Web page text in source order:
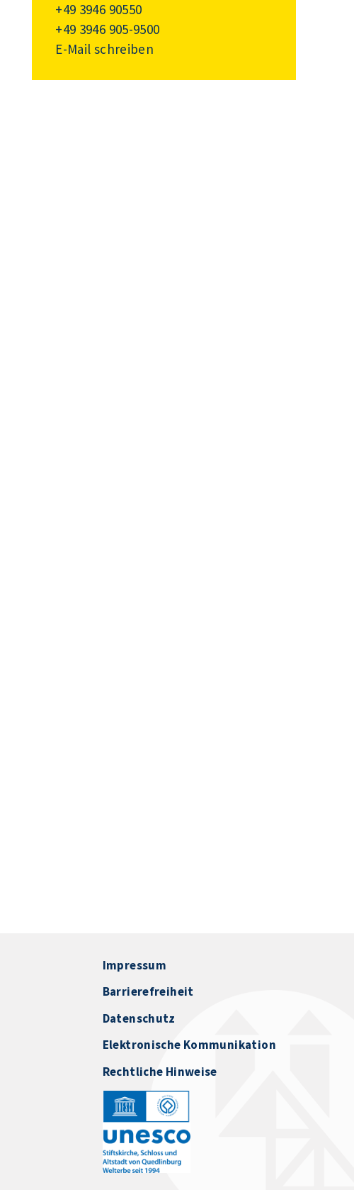
+49 3946 90550
+49 3946 905-9500
E-Mail schreiben
Impressum
Barrierefreiheit
Datenschutz
Elektronische Kommunikation
Rechtliche Hinweise